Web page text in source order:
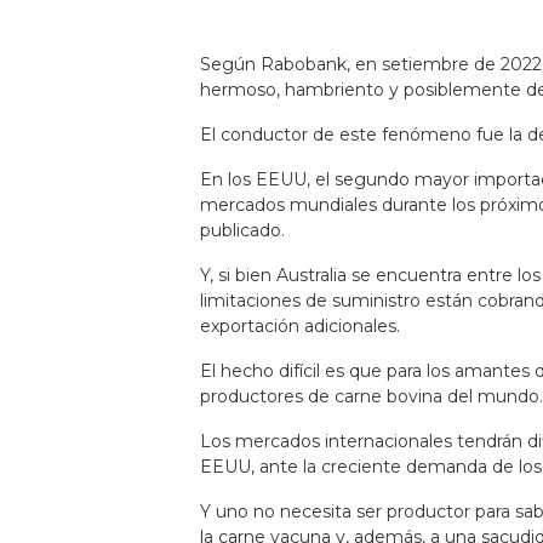
Según Rabobank, en setiembre de
hermoso, hambriento y posiblemente
El conductor de este fenómeno fue la
En los EEUU, el segundo mayor
mercados mundiales durante los
publicado.
Y, si bien Australia se encuentra entre
limitaciones de suministro están
exportación adicionales.
El hecho difícil es que para los
productores de carne bovina del mundo.
Los mercados internacionales tendrán
EEUU, ante la creciente demanda de
Y uno no necesita ser productor para
la carne vacuna y, además, a una